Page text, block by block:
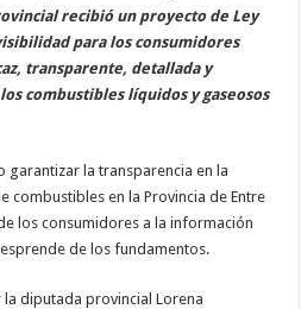
recibió un proyecto de Ley
para los consumidores
transparente, detallada y
combustibles líquidos y gaseosos
garantizar la transparencia en la
combustibles en la Provincia de Entre
los consumidores a la información
de los fundamentos.
diputada provincial Lorena